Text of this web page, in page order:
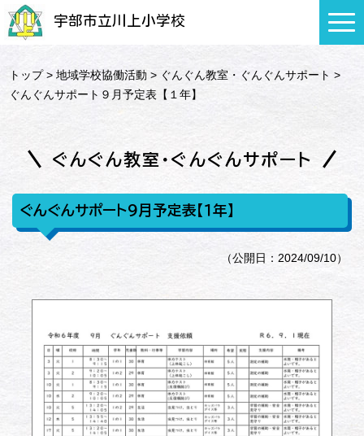
宇部市立川上小学校
トップ>地域学校協働活動 > ぐんぐん教室・ぐんぐんサポート >
ぐんぐんサポート９月予定表【１年】
ぐんぐん教室・ぐんぐんサポート
ぐんぐんサポート９月予定表【１年】
（公開日：2024/09/10）